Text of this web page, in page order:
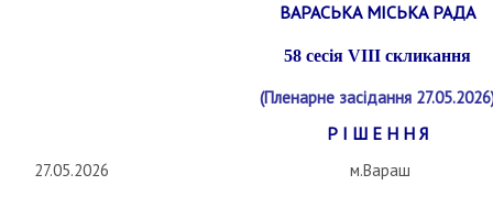
ВАРАСЬКА МІСЬКА РАДА
58 сесія VIII скликання
(Пленарне засідання
Р І Ш Е Н Н Я
27.05.2026 м.Вараш